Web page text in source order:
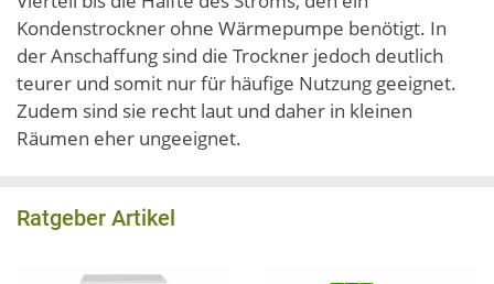
Kondenstrockner ohne Wärmepumpe benötigt. In
der Anschaffung sind die Trockner jedoch deutlich
teurer und somit nur für häufige Nutzung geeignet.
Zudem sind sie recht laut und daher in kleinen
Räumen eher ungeeignet.
Ratgeber Artikel